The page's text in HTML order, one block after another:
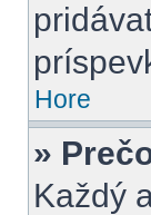
Hore
»
Každý